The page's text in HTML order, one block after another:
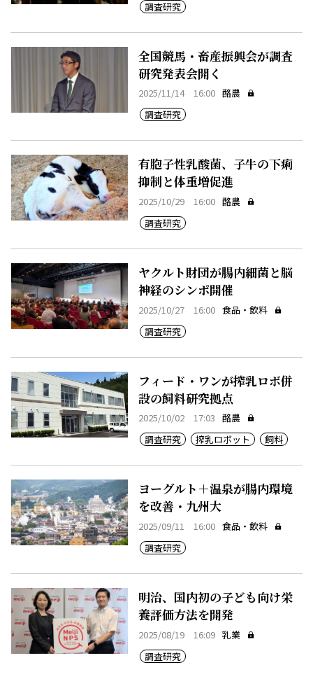
調査研究
全国競馬・畜産振興会が調査
研究発表会開く
2025/11/14 16:00 酪農
調査研究
有胞子性乳酸菌、子牛の下痢
抑制と体重増促進
2025/10/29 16:00 酪農
調査研究
ヤクルト財団が腸内細菌と脳
神経のシンポ開催
2025/10/27 16:00 食品・飲料
調査研究
フィード・ワンが搾乳ロボ併
設の飼料研究拠点
2025/10/02 17:03 酪農
調査研究
搾乳ロボット 飼料
ヨーグルト＋温泉が腸内環境
を改善・九州大
2025/09/11 16:00 食品・飲料
調査研究
明治、国内初の子ども向け栄
養評価方法を開発
2025/08/19 16:09 乳業
調査研究